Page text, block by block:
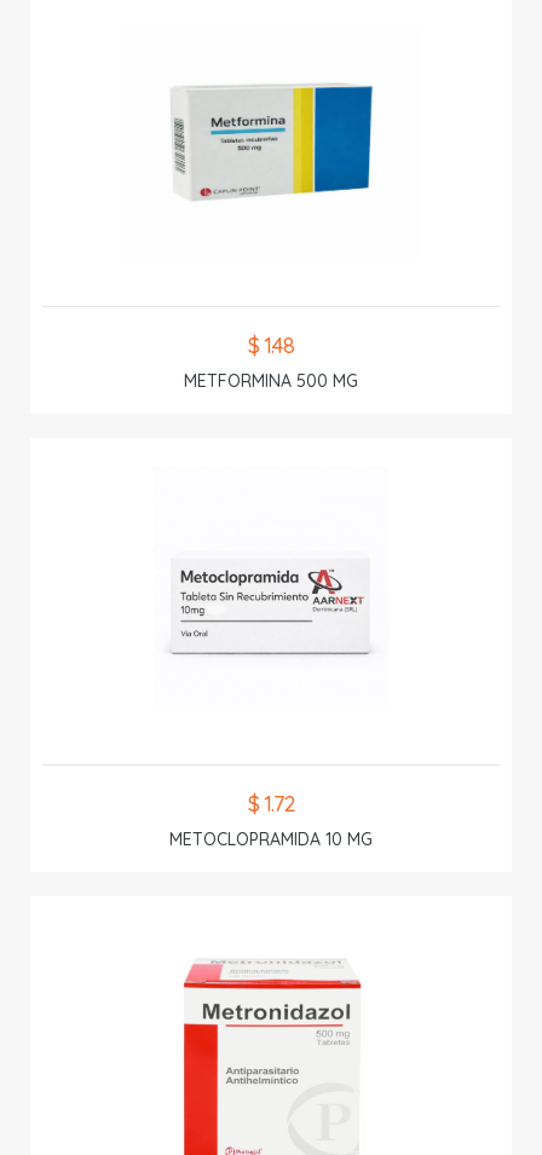
$ 1.48
METFORMINA 500 MG
$ 1.72
METOCLOPRAMIDA 10 MG